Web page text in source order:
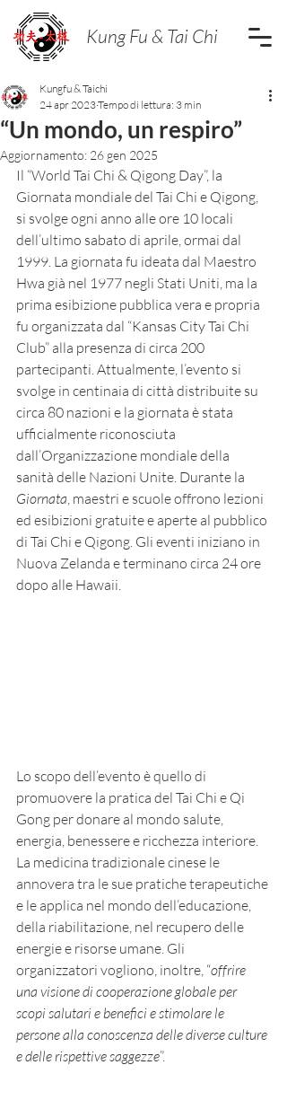
Kung Fu & Tai Chi
“Un mondo, un respiro”
Kungfu & Taichi
24 apr 2023Tempo di lettura: 3 min
Aggiornamento: 26 gen 2025
Il “World Tai Chi & Qigong Day”, la
Giornata mondiale del Tai Chi e Qigong,
si svolge ogni anno alle ore 10 locali
dell’ultimo sabato di aprile, ormai dal
1999. La giornata fu ideata dal Maestro
Hwa già nel 1977 negli Stati Uniti, ma la
prima esibizione pubblica vera e propria
fu organizzata dal “Kansas City Tai Chi
Club” alla presenza di circa 200
partecipanti. Attualmente, l’evento si
svolge in centinaia di città distribuite su
circa 80 nazioni e la giornata è stata
ufficialmente riconosciuta
dall’Organizzazione mondiale della
sanità delle Nazioni Unite. Durante la
Giornata, maestri e scuole offrono lezioni
ed esibizioni gratuite e aperte al pubblico
di Tai Chi e Qigong. Gli eventi iniziano in
Nuova Zelanda e terminano circa 24 ore
dopo alle Hawaii.
Lo scopo dell’evento è quello di
promuovere la pratica del Tai Chi e Qi
Gong per donare al mondo salute,
energia, benessere e ricchezza interiore.
La medicina tradizionale cinese le
annovera tra le sue pratiche terapeutiche
e le applica nel mondo dell’educazione,
della riabilitazione, nel recupero delle
energie e risorse umane. Gli
organizzatori vogliono, inoltre, “offrire
una visione di cooperazione globale per
scopi salutari e benefici e stimolare le
persone alla conoscenza delle diverse culture
e delle rispettive saggezze”.